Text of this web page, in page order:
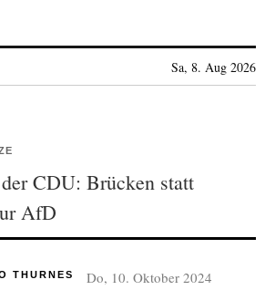
Sa, 8. Aug 2026
CDU: Brücken statt
AfD
THURNES Do, 10. Oktober 2024